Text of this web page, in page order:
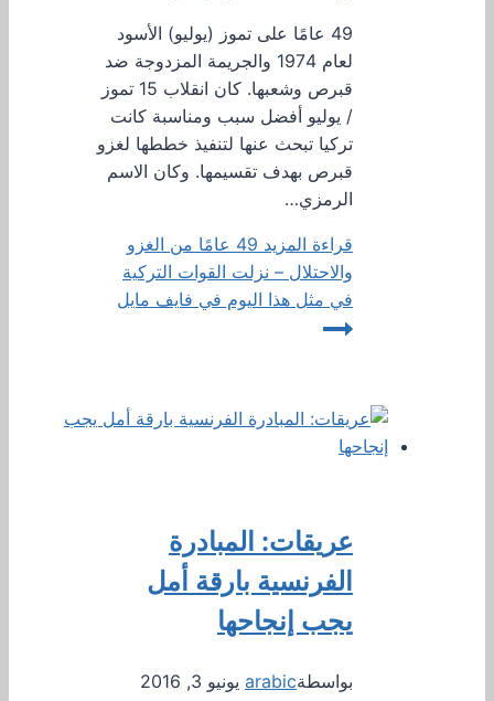
49 عامًا على تموز (يوليو) الأسود
لعام 1974 والجريمة المزدوجة ضد
قبرص وشعبها. كان انقلاب 15 تموز
/ يوليو أفضل سبب ومناسبة كانت
تركيا تبحث عنها لتنفيذ خططها لغزو
قبرص بهدف تقسيمها. وكان الاسم
الرمزي…
قراءة المزيد
49 عامًا من الغزو
والاحتلال – نزلت القوات التركية
في مثل هذا اليوم في فايف مايل
عريقات: المبادرة
الفرنسية بارقة أمل
يجب إنجاحها
بواسطةarabic يونيو 3, 2016